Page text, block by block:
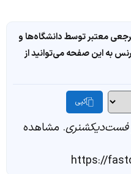
معتبر توسط دانشگاه‌ها و
به این صفحه می‌توانید از
کپی
فست‌دیکشنری. مشاهده
https://